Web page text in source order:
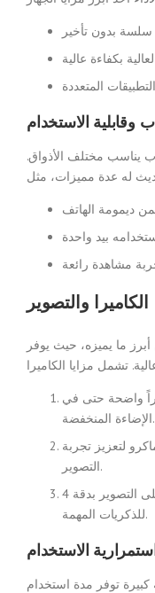
وقابلية الاستخدام
يناسب مختلف الأذواق.
الكاميرا والتصوير
ما يميزه، حيث يوفر
واضحة حتى في
الإضاءة المنخفضة.
لتعزيز تجربة
التصوير.
قدرة الفيديو على التصوير بدقة 4K، مما يجعلها مثالية
للذكريات المهمة.
الاستخدام
توفر مدة استخدام